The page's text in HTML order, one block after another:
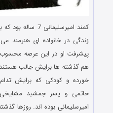
کمند
زندگی در خانواده ای هنرمند
پیشرفت او در این عرصه
هم گذشته ها برایش جالب
خورده و کودکی که برایش
حاتمی و پسر جمشید مشایخی
امیرسلیمانی بوده اند. روزها